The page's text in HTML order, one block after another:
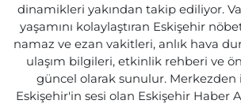
dinamikleri yakından takip ediliyor.
yaşamını kolaylaştıran Eskişehir
namaz ve ezan vakitleri, anlık hava
ulaşım bilgileri, etkinlik rehberi ve
güncel olarak sunulur. Merkezden
Eskişehir'in sesi olan Eskişehir Haber